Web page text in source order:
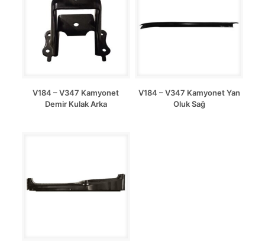
V184 – V347 Kamyonet
Demir Kulak Arka
V184 – V347 Kamyonet Yan
Oluk Sağ